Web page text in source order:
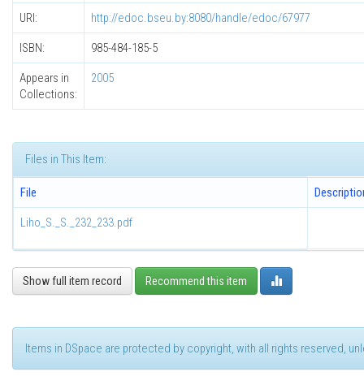
URI: http://edoc.bseu.by:8080/handle/edoc/67977
ISBN: 985-484-185-5
Appears in
Collections:
2005
Files in This Item:
File
Liho_S._S._232_233.pdf
Show full item record Recommend this item
Items in DSpace are protected by copyright, with all rights reserved,